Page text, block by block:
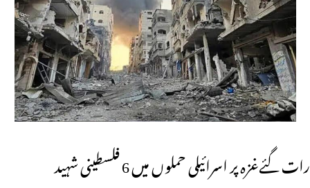
رات گئےغزہ پر اسرائیلی حملوں میں 6 فلسطینی شہید